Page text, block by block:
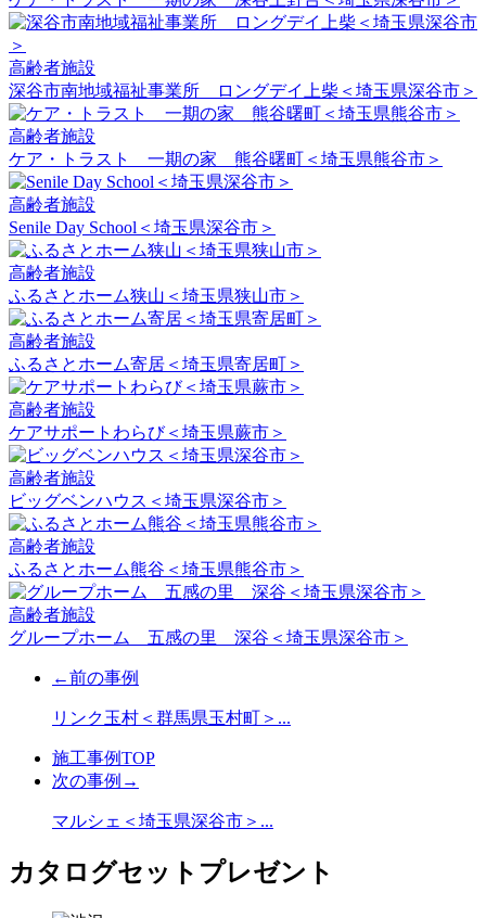
高齢者施設
深谷市南地域福祉事業所 ロングデイ上柴＜埼玉県深谷市＞
高齢者施設
ケア・トラスト 一期の家 熊谷曙町＜埼玉県熊谷市＞
高齢者施設
Senile Day School＜埼玉県深谷市＞
高齢者施設
ふるさとホーム狭山＜埼玉県狭山市＞
高齢者施設
ふるさとホーム寄居＜埼玉県寄居町＞
高齢者施設
ケアサポートわらび＜埼玉県蕨市＞
高齢者施設
ビッグベンハウス＜埼玉県深谷市＞
高齢者施設
ふるさとホーム熊谷＜埼玉県熊谷市＞
高齢者施設
グループホーム 五感の里 深谷＜埼玉県深谷市＞
←前の事例
リンク玉村＜群馬県玉村町＞...
施工事例TOP
次の事例→
マルシェ＜埼玉県深谷市＞...
カタログセットプレゼント